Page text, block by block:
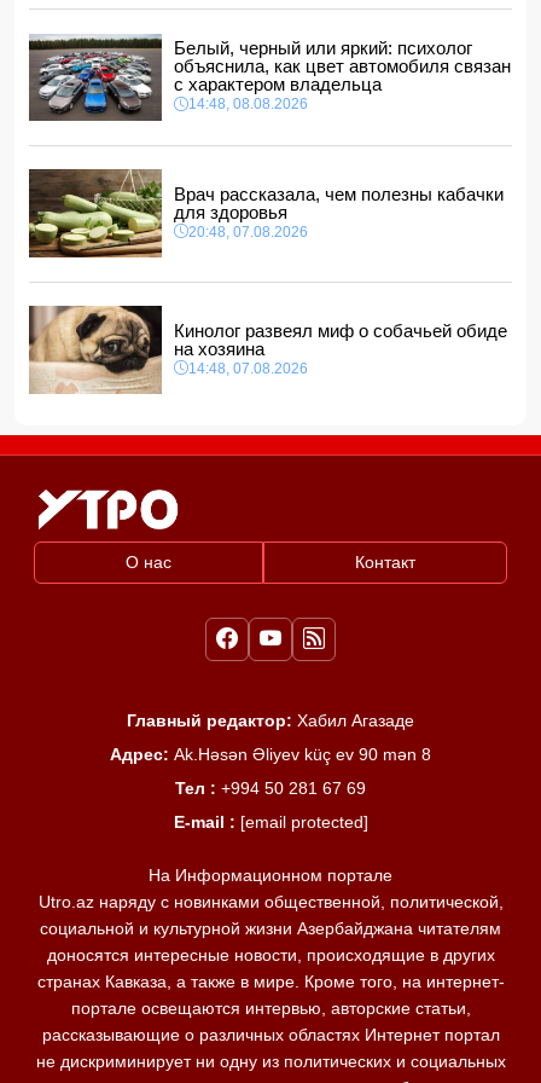
14:00, 08.08.2026
Никол Пашинян позвонил Ильхаму Алиеву
12:48, 08.08.2026
СМИ: США ищут на Кубе фигуру для повторения
"венесуэльского сценария"
Белый, черный или яркий: психолог
объяснила, как цвет автомобиля связан
с характером владельца
14:48, 08.08.2026
Врач рассказала, чем полезны кабачки
для здоровья
20:48, 07.08.2026
Кинолог развеял миф о собачьей обиде
на хозяина
14:48, 07.08.2026
О нас Контакт
Главный редактор: Хабил Агазаде
Адрес: Ak.Həsən Əliyev küç ev 90 mən 8
Тел : +994 50 281 67 69
E-mail : [email protected]
На Информационном портале
Utro.az наряду с новинками общественной, политической,
социальной и культурной жизни Азербайджана читателям
доносятся интересные новости, происходящие в других
странах Кавказа, а также в мире. Кроме того, на интернет-
портале освещаются интервью, авторские статьи,
рассказывающие о различных областях Интернет портал
не дискриминирует ни одну из политических и социальных